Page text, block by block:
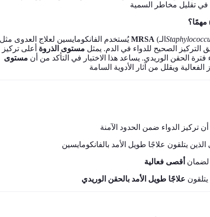
مهمًا؟
يُستخدم الفانكومايسين لعلاج العدوى مثلMRSA (الـ
الصحيح للدواء في الدم. يمثل مستوى الذروة أعلى تركيز
الحقن الوريدي. يساعد هذا الاختبار في التأكد من أن مستوى
تركيز الدواء ضمن الحدود الآمنة
يتلقون علاجًا طويل الأمد بالفانكومايسين
لضمان أقصى فعالية
يتلقون علاجًا طويل الأمد بالحقن الوريدي